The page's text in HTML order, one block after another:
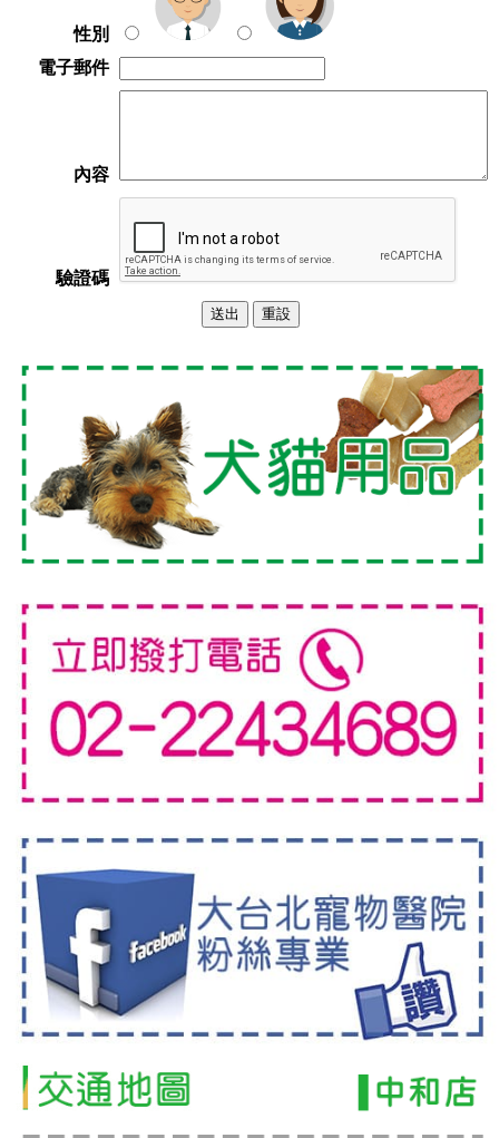
性別
電子郵件
內容
驗證碼